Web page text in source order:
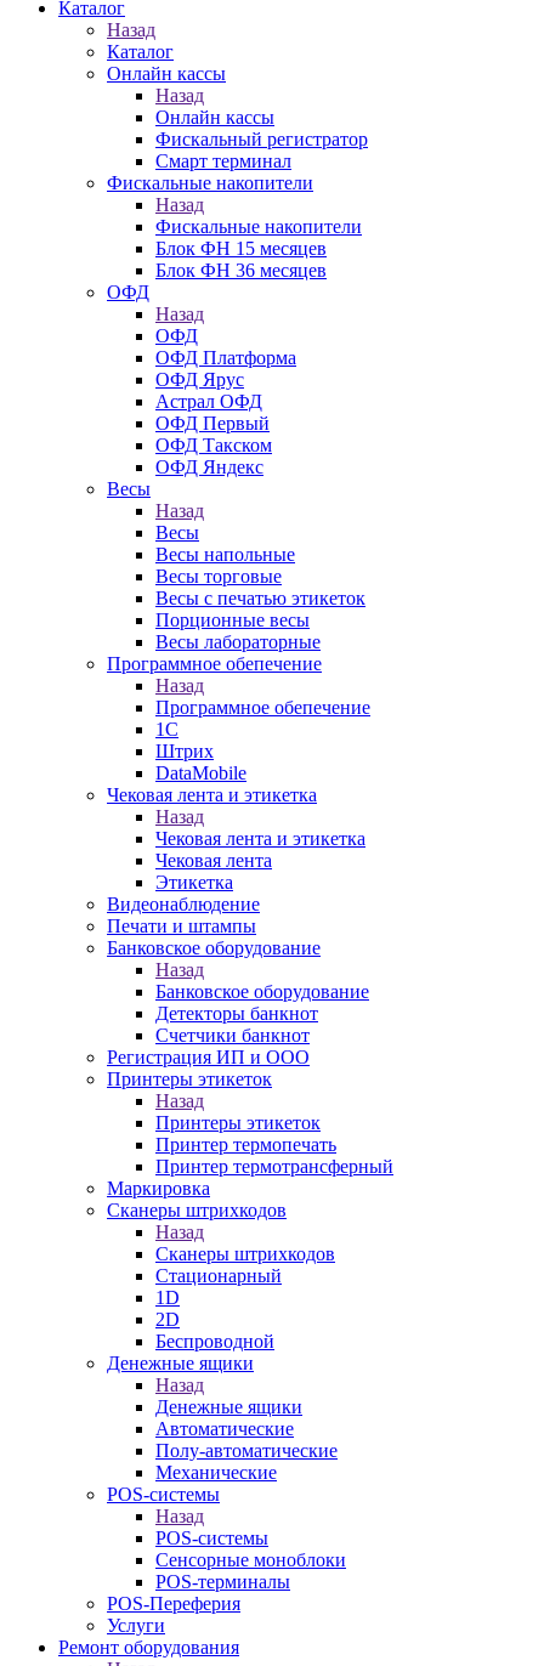
Каталог
Назад
Каталог
Онлайн кассы
Назад
Онлайн кассы
Фискальный регистратор
Смарт терминал
Фискальные накопители
Назад
Фискальные накопители
Блок ФН 15 месяцев
Блок ФН 36 месяцев
ОФД
Назад
ОФД
ОФД Платформа
ОФД Ярус
Астрал ОФД
ОФД Первый
ОФД Такском
ОФД Яндекс
Весы
Назад
Весы
Весы напольные
Весы торговые
Весы с печатью этикеток
Порционные весы
Весы лабораторные
Программное обепечение
Назад
Программное обепечение
1С
Штрих
DataMobile
Чековая лента и этикетка
Назад
Чековая лента и этикетка
Чековая лента
Этикетка
Видеонаблюдение
Печати и штампы
Банковское оборудование
Назад
Банковское оборудование
Детекторы банкнот
Счетчики банкнот
Регистрация ИП и ООО
Принтеры этикеток
Назад
Принтеры этикеток
Принтер термопечать
Принтер термотрансферный
Маркировка
Сканеры штрихкодов
Назад
Сканеры штрихкодов
Стационарный
1D
2D
Беспроводной
Денежные ящики
Назад
Денежные ящики
Автоматические
Полу-автоматические
Механические
POS-системы
Назад
POS-системы
Сенсорные моноблоки
POS-терминалы
POS-Переферия
Услуги
Ремонт оборудования